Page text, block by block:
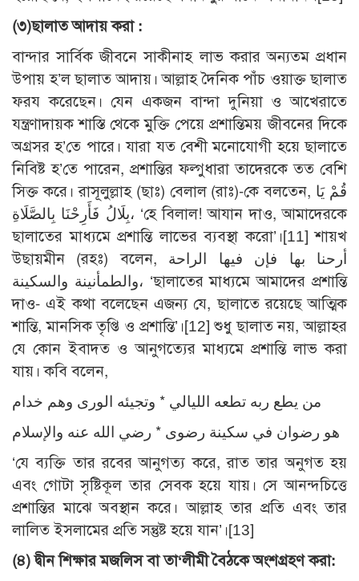
(৩)ছালাত আদায় করা :
বান্দার সার্বিক জীবনে সাকীনাহ লাভ করার অন্যতম প্রধান
উপায় হ’ল ছালাত আদায়। আল্লাহ দৈনিক পাঁচ ওয়াক্ত ছালাত
ফরয করেছেন। যেন একজন বান্দা দুনিয়া ও আখেরাতে
যন্ত্রণাদায়ক শাস্তি থেকে মুক্তি পেয়ে প্রশান্তিময় জীবনের দিকে
অগ্রসর হ’তে পারে। যারা যত বেশী মনোযোগী হয়ে ছালাতে
নিবিষ্ট হ’তে পারেন, প্রশান্তির ফল্গুধারা তাদেরকে তত বেশি
সিক্ত করে। রাসূলুল্লাহ (ছাঃ) বেলাল (রাঃ)-কে বলতেন, قُمْ يَا
بِلَالُ فَأَرِحْنَا بِالصَّلَاةِ، ‘হে বিলাল! আযান দাও, আমাদেরকে
ছালাতের মাধ্যমে প্রশান্তি লাভের ব্যবস্থা করো’।[11] শায়খ
উছায়মীন (রহঃ) বলেন, أرحنا بها فإن فيها الراحة
والطمأنينة والسكينة، ‘ছালাতের মাধ্যমে আমাদের প্রশান্তি
দাও- এই কথা বলেছেন এজন্য যে, ছালাতে রয়েছে আত্মিক
শান্তি, মানসিক তৃপ্তি ও প্রশান্তি’।[12] শুধু ছালাত নয়, আল্লাহর
যে কোন ইবাদত ও আনুগত্যের মাধ্যমে প্রশান্তি লাভ করা
যায়। কবি বলেন,
من يطع ربه تطعه الليالي * وتجيئه الورى وهم خدام
هو رضوان في سكينة رضوى * رضي الله عنه والإسلام
‘যে ব্যক্তি তার রবের আনুগত্য করে, রাত তার অনুগত হয়
এবং গোটা সৃষ্টিকূল তার সেবক হয়ে যায়। সে আনন্দচিত্তে
প্রশান্তির মাঝে অবস্থান করে। আল্লাহ তার প্রতি এবং তার
লালিত ইসলামের প্রতি সন্তুষ্ট হয়ে যান’।[13]
(৪)দ্বীন শিক্ষার মজলিস বা তা‘লীমী বৈঠকে অংশগ্রহণ করা: